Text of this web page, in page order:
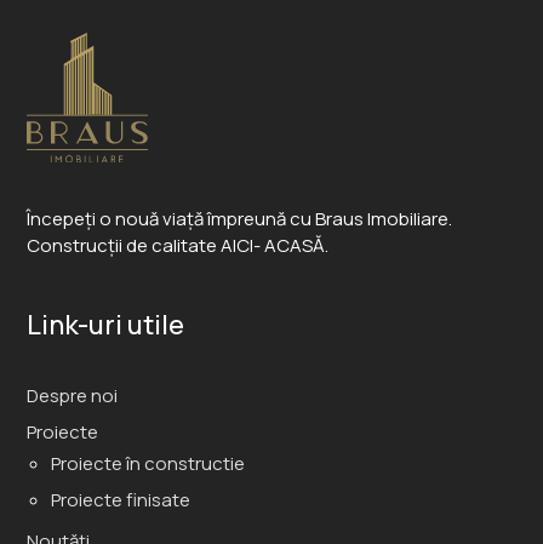
Începeți o nouă viață împreună cu Braus Imobiliare.
Construcții de calitate AICI- ACASĂ.
Link-uri utile
Despre noi
Proiecte
Proiecte în constructie
Proiecte finisate